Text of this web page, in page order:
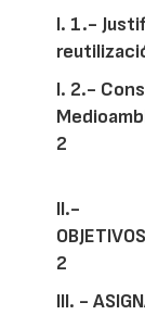
I. 1.-
I. 2.-
2
II.-
2
III. -